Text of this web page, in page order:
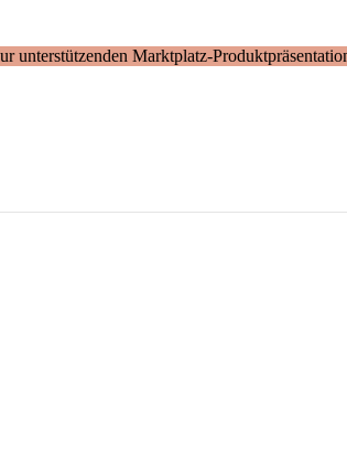
unterstützenden Marktplatz-